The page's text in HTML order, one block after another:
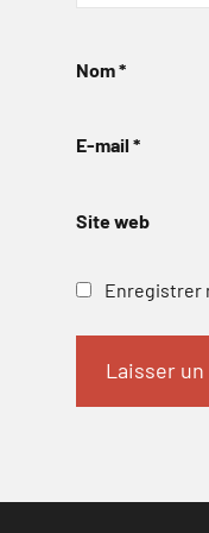
Nom*
E-mail *
Site web
Enregistrer